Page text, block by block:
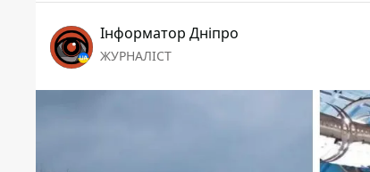
Інформатор Дніпро
ЖУРНАЛІСТ